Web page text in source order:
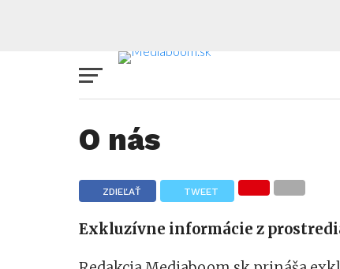
O nás
ZDIEĽAŤ TWEET
Exkluzívne informácie z